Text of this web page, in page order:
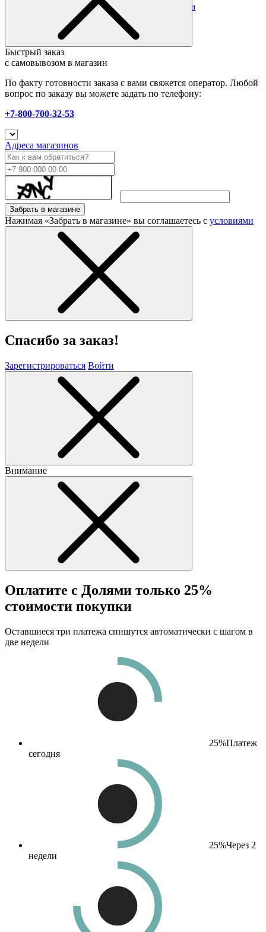
предоплате. Все подробности в разделе
оплата
Быстрый заказ
с самовывозом в магазин
По факту готовности заказа с вами свяжется оператор. Любой
вопрос по заказу вы можете задать по телефону:
+7-800-700-32-53
Адреса магазинов
Забрать в магазине
Нажимая «Забрать в магазине» вы соглашаетесь с условиями
Спасибо за заказ!
Зарегистрироваться Войти
Внимание
Оплатите с Долями только 25%
стоимости покупки
Оставшиеся три платежа спишутся автоматически с шагом в
две недели
25%Платеж
сегодня
25%Через 2
недели